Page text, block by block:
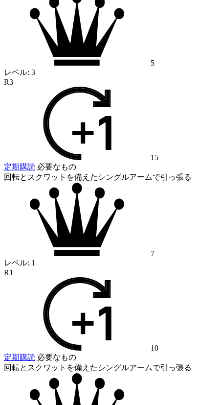
5
レベル: 3
R3
15
定期購読 必要なもの
回転とスクワットを備えたシングルアームで引っ張る
7
レベル: 1
R1
10
定期購読 必要なもの
回転とスクワットを備えたシングルアームで引っ張る